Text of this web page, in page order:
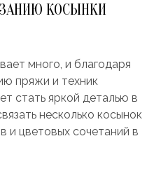
КОСЫНКИ
много, и благодаря
пряжи и техник
стать яркой деталью в
несколько косынок
и цветовых сочетаний в